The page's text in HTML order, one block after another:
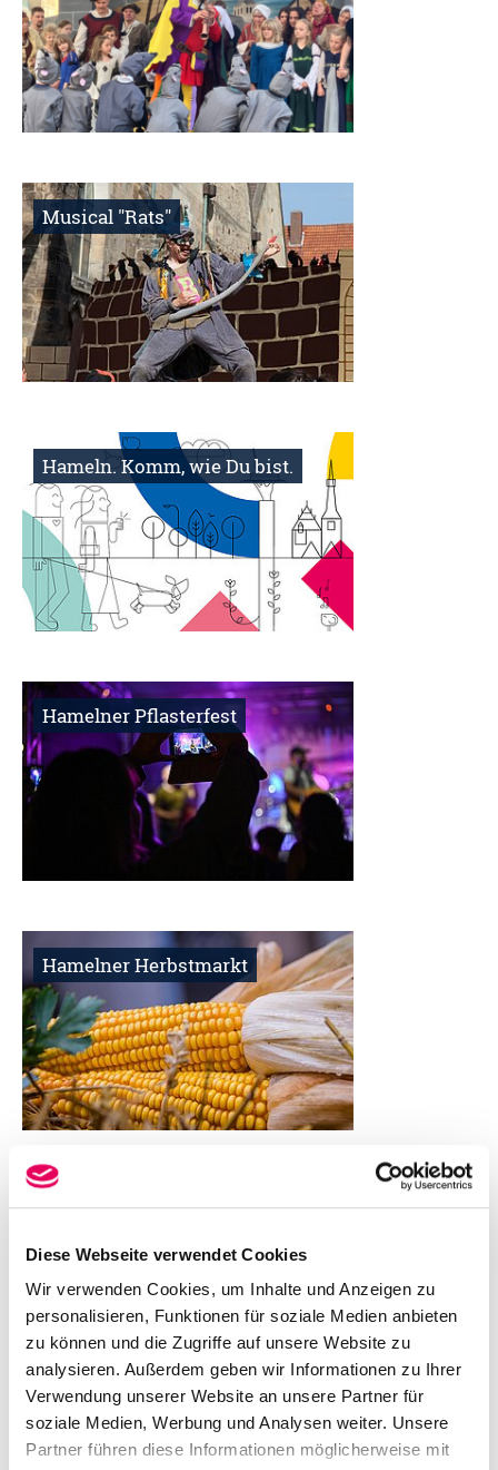
Diese Webseite verwendet Cookies
Wir verwenden Cookies, um Inhalte und Anzeigen zu
personalisieren, Funktionen für soziale Medien anbieten
zu können und die Zugriffe auf unsere Website zu
analysieren. Außerdem geben wir Informationen zu Ihrer
Verwendung unserer Website an unsere Partner für
soziale Medien, Werbung und Analysen weiter. Unsere
Partner führen diese Informationen möglicherweise mit
Musical "Rats"
Hameln. Komm, wie Du bist.
Hamelner Pflasterfest
Hamelner Herbstmarkt
Hamelner Weihnachtsmarkt
Mystica Hamelon